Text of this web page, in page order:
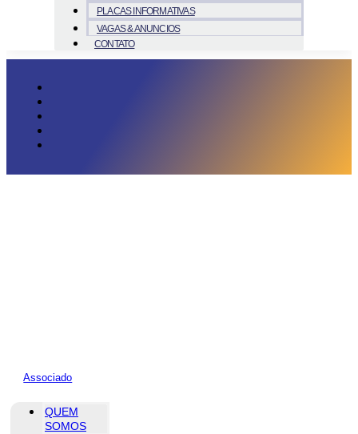
PLACAS INFORMATIVAS
VAGAS & ANUNCIOS
CONTATO
Associado
QUEM
SOMOS